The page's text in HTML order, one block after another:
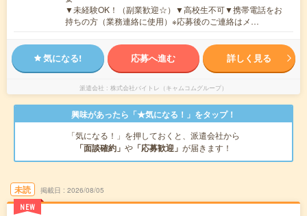
▼未経験OK！（副業歓迎☆）▼高校生不可▼携帯電話をお
持ちの方（業務連絡に使用）※応募後のご連絡はメ…
気になる! 応募へ進む 詳しく見る
派遣会社 株式会社バイトレ（キャムコムグループ）
興味があったら「★気になる！」をタップ！
「気になる！」を押しておくと、派遣会社から
「面談確約」 や 「応募歓迎」 が届きます！
未読
NEW
掲載日 2026/08/05